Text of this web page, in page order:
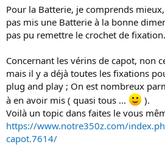
Pour la Batterie, je comprends
pas mis une Batterie à la bonne
pas pu remettre le crochet de fixation.
Concernant les vérins de capot, non
mais il y a déjà toutes les fixations
plug and play ; On est nombreux
à en avoir mis ( quasi tous ...
).
Voilà un topic dans faites le vous
https://www.notre350z.com/
capot.7614/